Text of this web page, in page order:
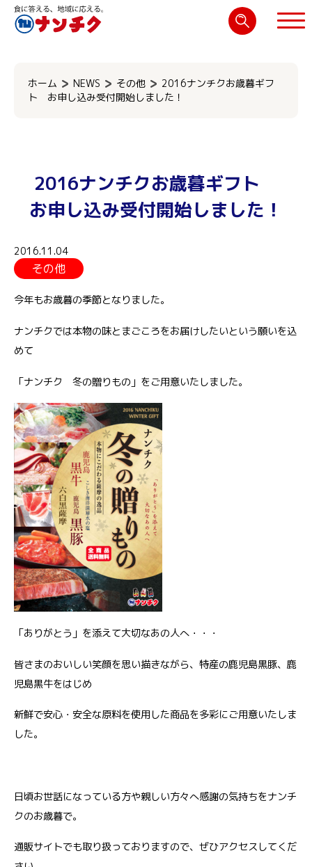
ホーム NEWS その他
2016ナンチクお歳暮ギフ
ト お申し込み受付開始しました！
2016ナンチクお歳暮ギフト
お申し込み受付開始しました！
2016.11.04
その他
今年もお歳暮の季節となりました。
ナンチクでは本物の味とまごころをお届けしたいという願いを込
めて
「ナンチク 冬の贈りもの」をご用意いたしました。
「ありがとう」を添えて大切なあの人へ・・・
皆さまのおいしい笑顔を思い描きながら、特産の鹿児島黒豚、鹿
児島黒牛をはじめ
新鮮で安心・安全な原料を使用した商品を多彩にご用意いたしま
した。
日頃お世話になっている方や親しい方々へ感謝の気持ちをナンチ
クのお歳暮で。
通販サイトでも取り扱っておりますので、ぜひアクセスしてくだ